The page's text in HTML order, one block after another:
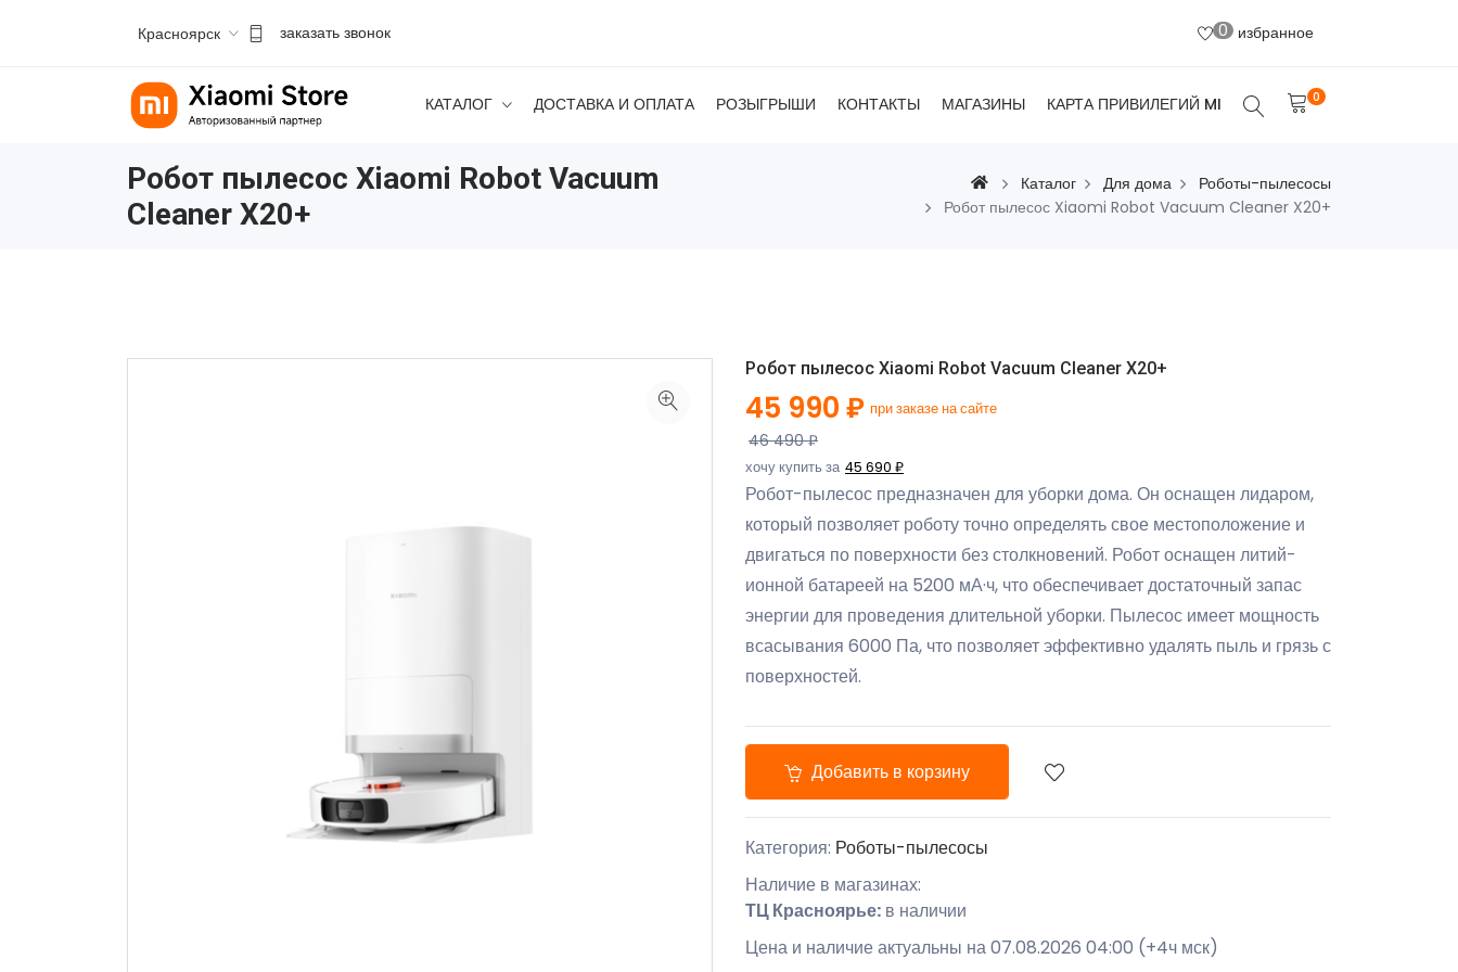
Красноярск заказать звонок 0 избранное
КАТАЛОГ ДОСТАВКА И ОПЛАТА РОЗЫГРЫШИ КОНТАКТЫ МАГАЗИНЫ КАРТА ПРИВИЛЕГИЙ MI 0
Робот пылесос Xiaomi Robot Vacuum
Cleaner X20+
Каталог Для дома
Роботы-пылесосы
Робот пылесос Xiaomi Robot Vacuum Cleaner X20+
Робот пылесос Xiaomi Robot Vacuum Cleaner X20+
45 990 ₽ при заказе на сайте
46 490 ₽
хочу купить за 45 690 ₽
Робот-пылесос предназначен для уборки дома. Он оснащен лидаром,
который позволяет роботу точно определять свое местоположение и
двигаться по поверхности без столкновений. Робот оснащен литий-
ионной батареей на 5200 мА·ч, что обеспечивает достаточный запас
энергии для проведения длительной уборки. Пылесос имеет мощность
всасывания 6000 Па, что позволяет эффективно удалять пыль и грязь с
поверхностей.
Добавить в корзину
Категория: Роботы-пылесосы
Наличие в магазинах:
ТЦ Красноярье: в наличии
Цена и наличие актуальны на 07.08.2026 04:00 (+4ч мск)